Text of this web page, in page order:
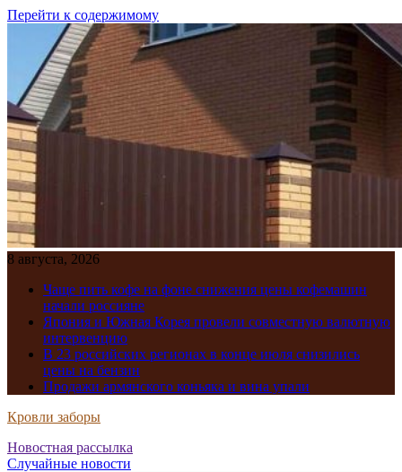
Перейти к содержимому
8 августа, 2026
Чаще пить кофе на фоне снижения цены кофемашин
начали россияне
Япония и Южная Корея провели совместную валютную
интервенцию
В 23 российских регионах в конце июля снизились
цены на бензин
Продажи армянского коньяка и вина упали
Кровли заборы
Новостная рассылка
Случайные новости